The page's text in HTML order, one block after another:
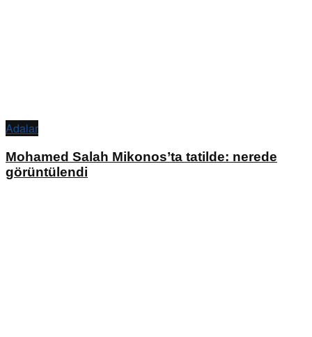
Adalar
Mohamed Salah Mikonos’ta tatilde: nerede
görüntülendi